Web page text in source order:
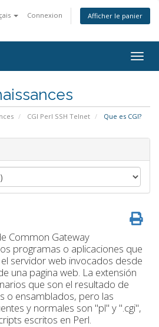
Connexion Afficher le panier
CGI Perl SSH Telnet Que es CGI?
Common Gateway
programas o aplicaciones que
servidor web invocados desde
una pagina web. La extensión
que son el resultado de
o ensamblados, pero las
y normales son "pl" y ".cgi",
escritos en Perl.